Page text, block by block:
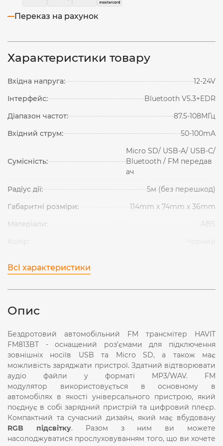
Переказ на рахунок
Характеристики товару
Вхідна напруга:
12-24V
Інтерфейс:
Bluetooth V5.3+EDR
Діапазон частот:
87.5-108МГц
Вхідний струм:
50-100mA
Сумісність:
Micro SD/ USB-A/ USB-C/
Bluetooth / FM передав
ач
Радіус дії:
5м (без перешкод)
Габаритні розміри:
114mm х 74mm х 36mm
Матеріали:
ABS
Всі характеристики
Опис
Бездротовий автомобільний FM трансмітер HAVIT
FM813BT -оснащений роз’ємами для підключення
зовнішніх носіїв USB та Micro SD, а також має
можливість заряджати пристрої. Здатний відтворювати
аудіо файли у форматі MP3/WAV. FM
модулятор використовується в основному в
автомобілях в якості універсального пристрою, який
поєднує в собі зарядний пристрій та цифровий плеєр.
Компактний та сучасний дизайн, який має вбудовану
RGB підсвітку. Разом з ним ви можете
насолоджуватися прослуховуванням того, що ви хочете